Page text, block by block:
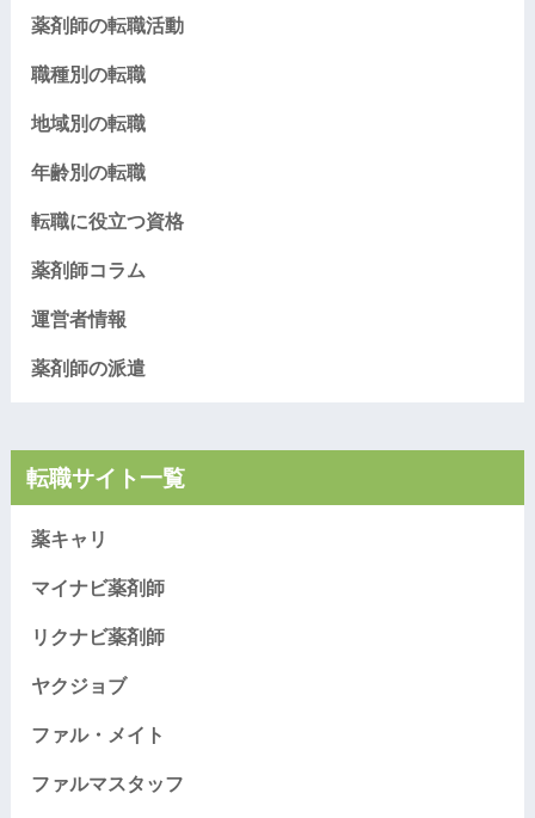
薬剤師の転職活動
職種別の転職
地域別の転職
年齢別の転職
転職に役立つ資格
薬剤師コラム
運営者情報
薬剤師の派遣
転職サイト一覧
薬キャリ
マイナビ薬剤師
リクナビ薬剤師
ヤクジョブ
ファル・メイト
ファルマスタッフ